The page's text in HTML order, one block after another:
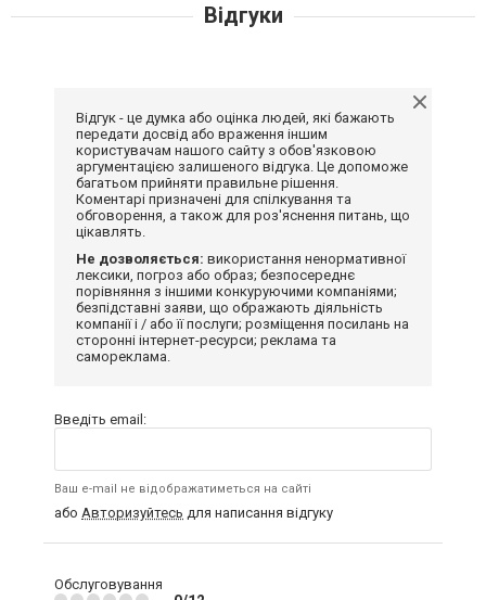
Відгуки
Відгук - це думка або оцінка людей, які бажають
передати досвід або враження іншим
користувачам нашого сайту з обов'язковою
аргументацією залишеного відгука. Це допоможе
багатьом прийняти правильне рішення.
Коментарі призначені для спілкування та
обговорення, а також для роз'яснення питань, що
цікавлять.
Не дозволяється: використання ненормативної
лексики, погроз або образ; безпосереднє
порівняння з іншими конкуруючими компаніями;
безпідставні заяви, що ображають діяльність
компанії і / або її послуги; розміщення посилань на
сторонні інтернет-ресурси; реклама та
самореклама.
Введіть email:
Ваш e-mail не відображатиметься на сайті
або Авторизуйтесь для написання відгуку
Обслуговування